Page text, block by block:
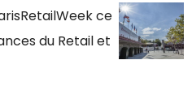
ce
du Retail et